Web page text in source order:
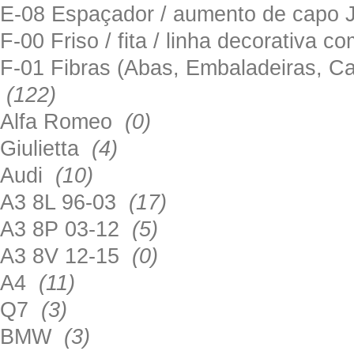
E-08 Espaçador / aumento de
F-00 Friso / fita / linha decorativa
F-01 Fibras (Abas, Embaladeiras,
(122)
Alfa Romeo (0)
Giulietta (4)
Audi (10)
A3 8L 96-03 (17)
A3 8P 03-12 (5)
A3 8V 12-15 (0)
A4 (11)
Q7 (3)
BMW (3)